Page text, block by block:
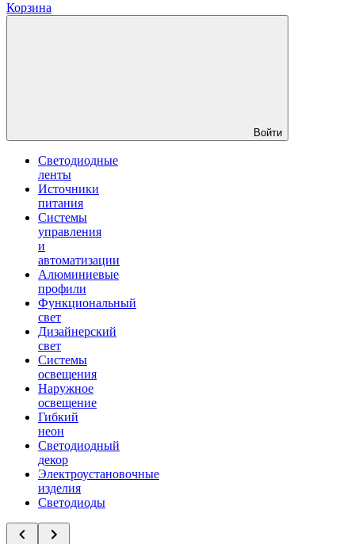
Корзина
Войти
Светодиодные
ленты
Источники
питания
Системы
управления
и
автоматизации
Алюминиевые
профили
Функциональный
свет
Дизайнерский
свет
Системы
освещения
Наружное
освещение
Гибкий
неон
Светодиодный
декор
Электроустановочные
изделия
Светодиоды